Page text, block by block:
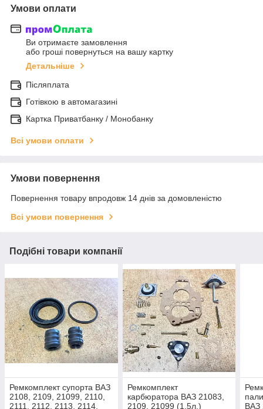
Умови оплати
Ви отримаєте замовлення
або гроші повернуться на вашу картку
Детальніше
Післяплата
Готівкою в автомагазині
Картка Приватбанку / Монобанку
Всі умови оплати
Умови повернення
Повернення товару впродовж 14 днів за домовленістю
Всі умови повернення
Подібні товари компанії
Ремкомплект супорта ВАЗ
2108, 2109, 21099, 2110,
2111, 2112, 2113, 2114,
Ремкомплект
карбюратора ВАЗ 21083,
2109, 21099 (1.5л.)
ВАЗ